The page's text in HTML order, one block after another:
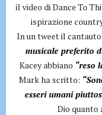
il video di Dance To
ispirazione
In un tweet il
musicale preferito
Kacey abbiano “reso
Mark ha scritto:
esseri umani
Dio quanto